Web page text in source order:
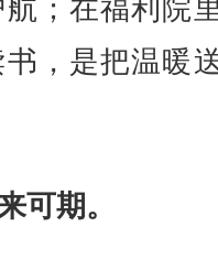
；在福利院
，是把温暖
可期。